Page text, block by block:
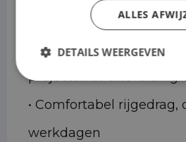
• Direct inzetbaar voor
projecten of uitbreiding
• Comfortabel rijgedrag,
werkdagen
ALLES
DETAILS WEERGEVEN